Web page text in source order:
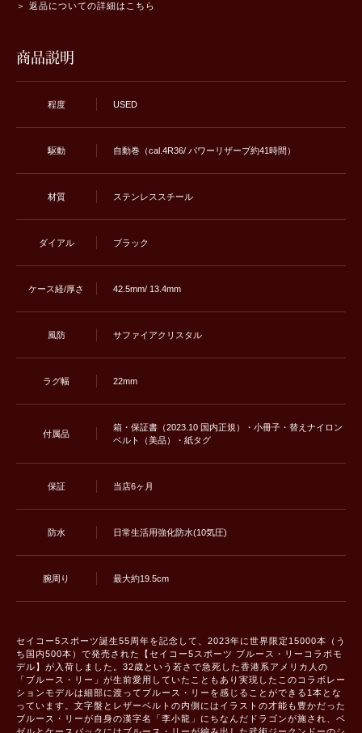
＞ 返品についての詳細はこちら
商品説明
程度 USED
駆動 自動巻（cal.4R36/ パワーリザーブ約41時間）
材質 ステンレススチール
ダイアル ブラック
ケース経/厚さ 42.5mm/ 13.4mm
風防 サファイアクリスタル
ラグ幅 22mm
付属品
箱・保証書（2023.10 国内正規）・小冊子・替えナイロン
ベルト（美品）・紙タグ
保証 当店6ヶ月
防水 日常生活用強化防水(10気圧)
腕周り 最大約19.5cm
セイコー5スポーツ誕生55周年を記念して、2023年に世界限定15000本（う
ち国内500本）で発売された【セイコー5スポーツ ブルース・リーコラボモ
デル】が入荷しました。32歳という若さで急死した香港系アメリカ人の
「ブルース・リー」が生前愛用していたこともあり実現したこのコラボレー
ションモデルは細部に渡ってブルース・リーを感じることができる1本とな
っています。文字盤とレザーベルトの内側にはイラストの才能も豊かだった
ブルース・リーが自身の漢字名「李小龍」にちなんだドラゴンが施され、ベ